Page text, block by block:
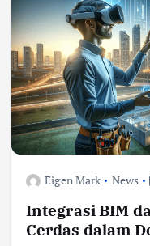
Eigen Mark News
Integrasi BIM
Cerdas dalam